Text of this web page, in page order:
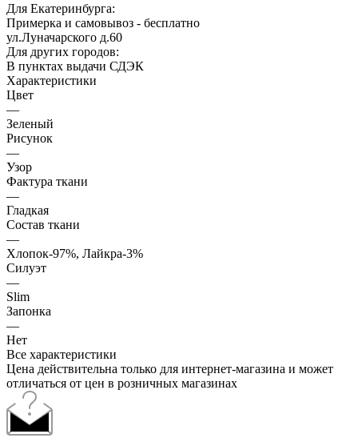
Для Екатеринбурга:
Примерка и самовывоз - бесплатно
ул.Луначарского д.60
Для других городов:
В пунктах выдачи СДЭК
Характеристики
Цвет
—
Зеленый
Рисунок
—
Узор
Фактура ткани
—
Гладкая
Состав ткани
—
Хлопок-97%, Лайкра-3%
Силуэт
—
Slim
Запонка
—
Нет
Все характеристики
Цена действительна только для интернет-магазина и может
отличаться от цен в розничных магазинах